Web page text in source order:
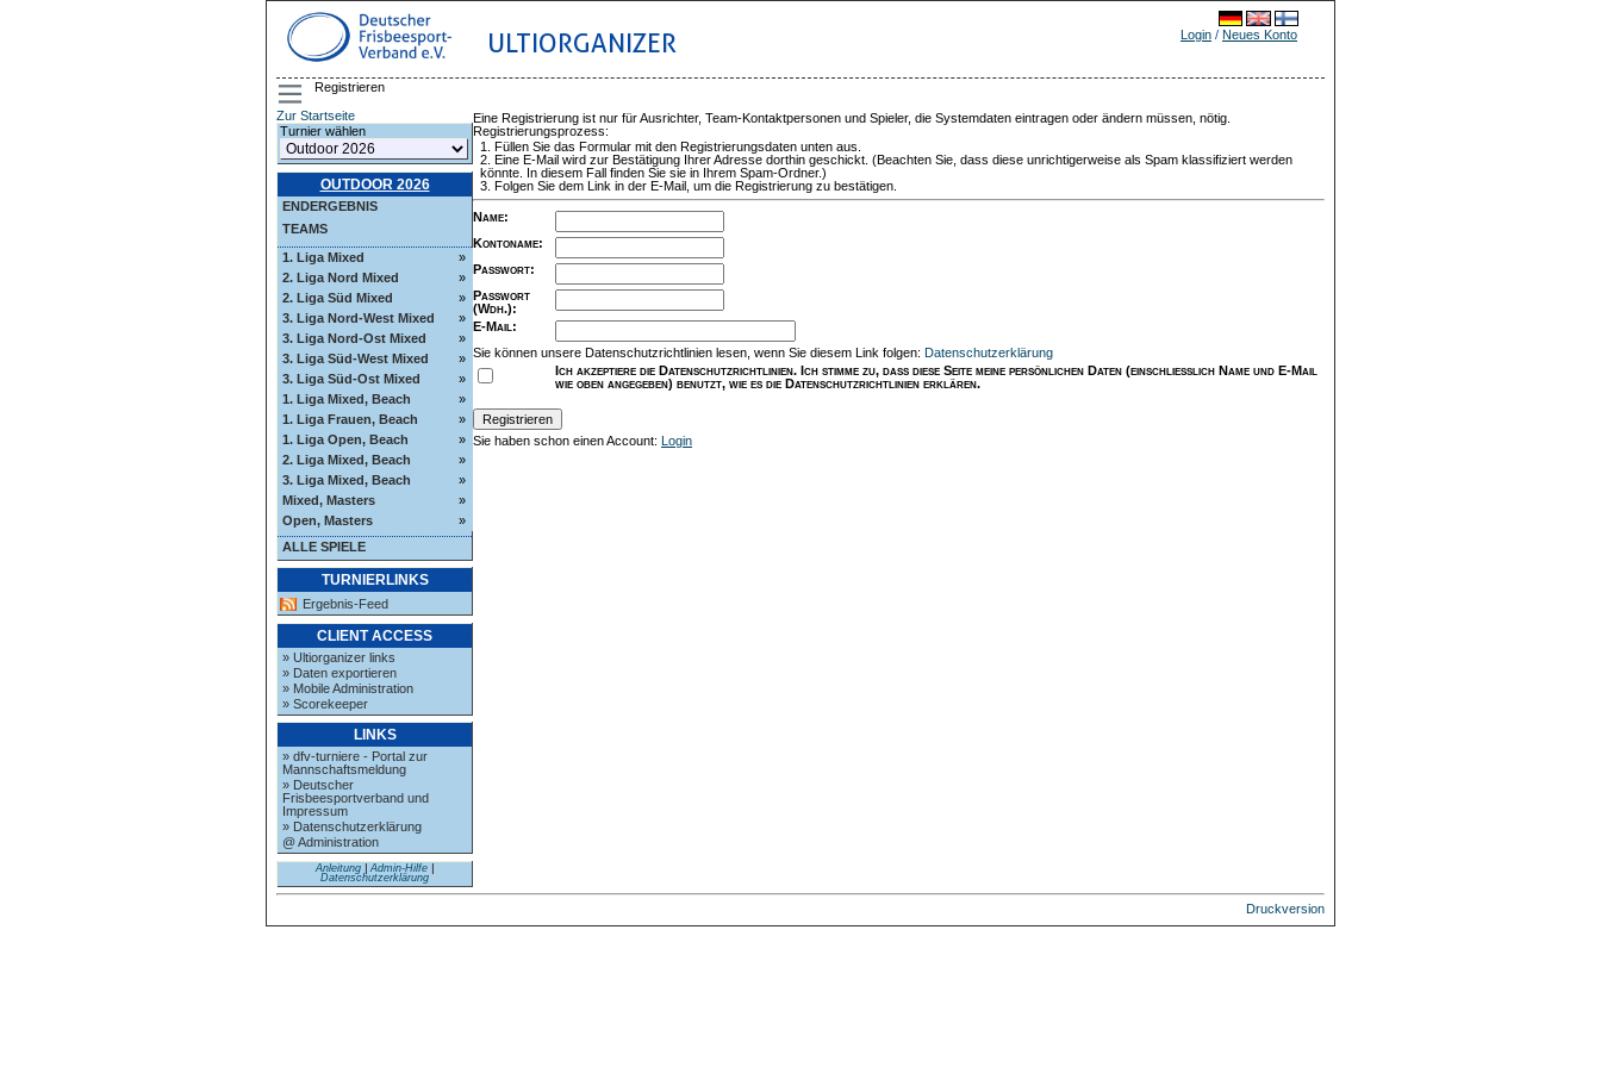
ULTIORGANIZER Login / Neues Konto
Registrieren
Zur Startseite
Turnier wählen
OUTDOOR 2026
ENDERGEBNIS
TEAMS
1. Liga Mixed
»
2. Liga Nord Mixed
»
2. Liga Süd Mixed
»
3. Liga Nord-West Mixed
»
3. Liga Nord-Ost Mixed
»
3. Liga Süd-West Mixed
»
3. Liga Süd-Ost Mixed
»
1. Liga Mixed, Beach
»
1. Liga Frauen, Beach
»
1. Liga Open, Beach
»
2. Liga Mixed, Beach
»
3. Liga Mixed, Beach
»
Mixed, Masters
»
Open, Masters
»
ALLE SPIELE
TURNIERLINKS
Ergebnis-Feed
CLIENT ACCESS
» Ultiorganizer links
» Daten exportieren
» Mobile Administration
» Scorekeeper
LINKS
» dfv-turniere - Portal zur
Mannschaftsmeldung
» Deutscher
Frisbeesportverband und
Impressum
» Datenschutzerklärung
@ Administration
Anleitung| Admin-Hilfe|
Datenschutzerklärung
Eine Registrierung ist nur für Ausrichter, Team-Kontaktpersonen und Spieler, die Systemdaten eintragen oder ändern müssen, nötig.
Registrierungsprozess:
Füllen Sie das Formular mit den Registrierungsdaten unten aus.
Eine E-Mail wird zur Bestätigung Ihrer Adresse dorthin geschickt. (Beachten Sie, dass diese unrichtigerweise als Spam klassifiziert werden
könnte. In diesem Fall finden Sie sie in Ihrem Spam-Ordner.)
Folgen Sie dem Link in der E-Mail, um die Registrierung zu bestätigen.
Name:
Kontoname:
Passwort:
Passwort
(Wdh.):
E-Mail :
Sie können unsere Datenschutzrichtlinien lesen, wenn Sie diesem Link folgen: Datenschutzerklärung
Ich akzeptiere die Datenschutzrichtlinien. Ich stimme zu, dass diese Seite meine persönlichen Daten (einschließlich Name und E-Mail
wie oben angegeben) benutzt, wie es die Datenschutzrichtlinien erklären.
Sie haben schon einen Account: Login
Druckversion